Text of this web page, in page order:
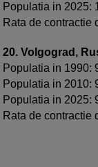
Populatia in 2025:
Rata de contractie
20. Volgograd,
Populatia in 1990:
Populatia in 2010:
Populatia in 2025:
Rata de contractie